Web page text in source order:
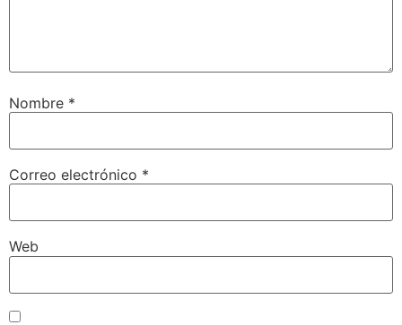
Nombre *
Correo electrónico *
Web